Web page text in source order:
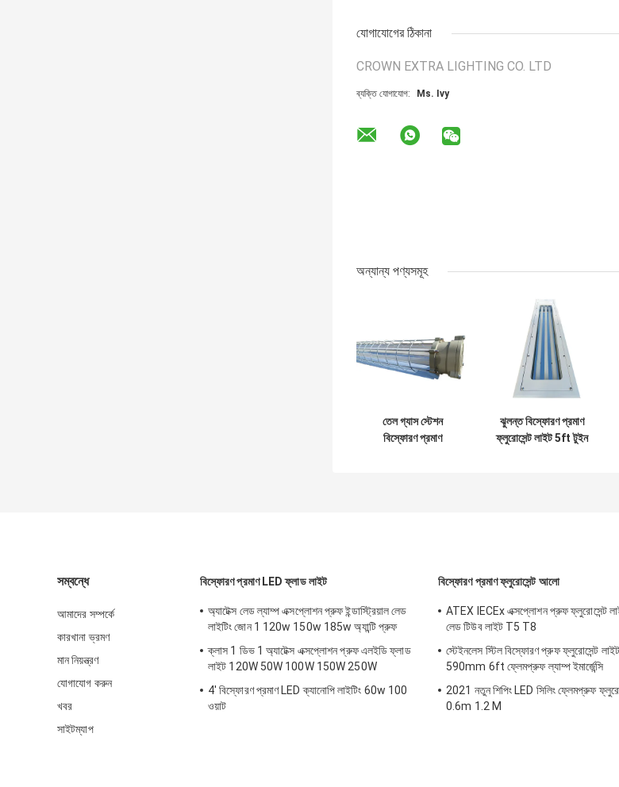
যোগাযোগের ঠিকানা
CROWN EXTRA LIGHTING CO. LTD
ব্যক্তি যোগাযোগ: Ms. Ivy
অন্যান্য পণ্যসমূহ
তেল গ্যাস স্টেশন
বিস্ফোরণ প্রমাণ
ঝুলন্ত বিস্ফোরণ প্রমাণ
ফ্লুরোসেন্ট লাইট 5ft টুইন
সম্বন্ধে
আমাদের সম্পর্কে
কারখানা ভ্রমণ
মান নিয়ন্ত্রণ
যোগাযোগ করুন
খবর
সাইটম্যাপ
বিস্ফোরণ প্রমাণ LED ফ্লাড লাইট
অ্যাটেক্স লেড ল্যাম্প এক্সপ্লোশন প্রুফ ইন্ডাস্ট্রিয়াল লেড
লাইটিং জোন 1 120w 150w 185w অ্যান্টি প্রুফ
ক্লাস 1 ডিভ 1 অ্যাটেক্স এক্সপ্লোশন প্রুফ এলইডি ফ্লাড
লাইট 120W 50W 100W 150W 250W
4' বিস্ফোরণ প্রমাণ LED ক্যানোপি লাইটিং 60w 100
ওয়াট
বিস্ফোরণ প্রমাণ ফ্লুরোসেন্ট আলো
ATEX IECEx এক্সপ্লোশন প্রুফ ফ্লুরোসেন্ট
লেড টিউব লাইট T5 T8
স্টেইনলেস স্টিল বিস্ফোরণ প্রুফ ফ্লুরোসেন্ট লাইট
590mm 6ft ফ্লেমপ্রুফ ল্যাম্প ইমার্জেন্সি
2021 নতুন শিপিং LED সিলিং ফ্লেমপ্রুফ
0.6m 1.2 M